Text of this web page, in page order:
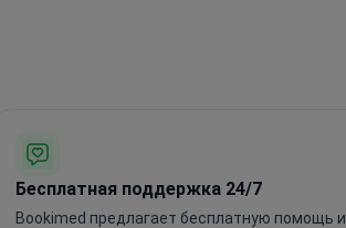
Бесплатная поддержка 24/7
Bookimed предлагает бесплатную помощь и